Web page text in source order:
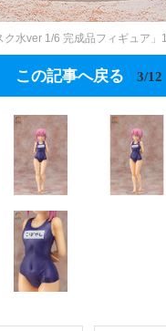
ク水ver 1/6 完成品フィギュア
この記事へ戻る 3/12